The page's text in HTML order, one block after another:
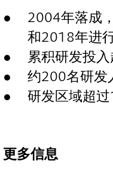
2004年落成
和2018年进
累积研发投
约200名研发
研发区域超
更多信息